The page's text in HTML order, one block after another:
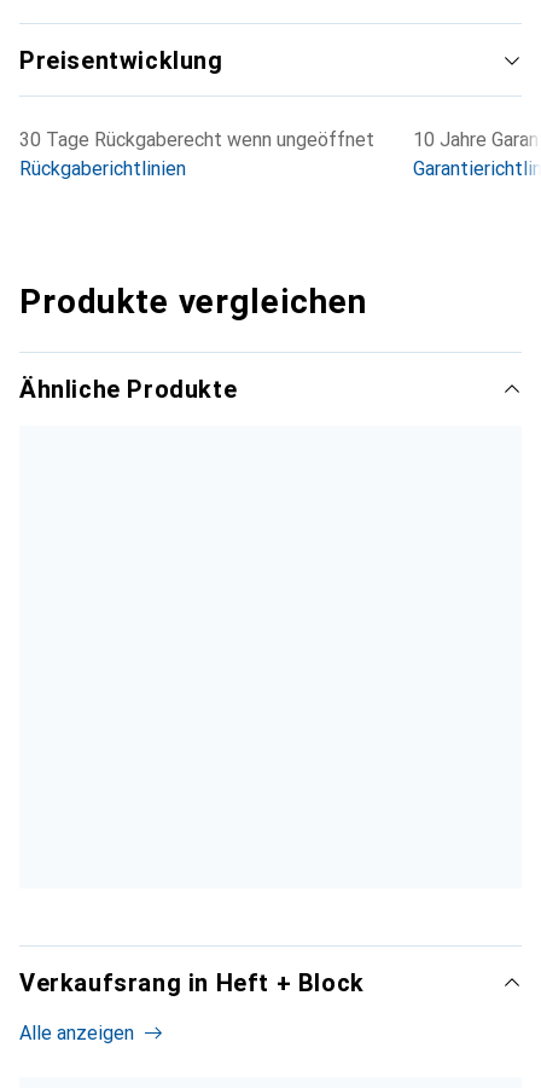
Preisentwicklung
30 Tage Rückgaberecht wenn ungeöffnet
Rückgaberichtlinien
10 Jahre
Produkte vergleichen
Ähnliche Produkte
Verkaufsrang in Heft + Block
Alle anzeigen